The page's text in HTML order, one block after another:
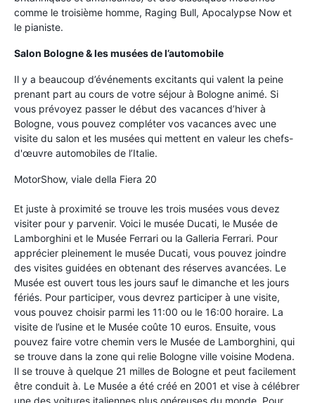
comme le troisième homme, Raging Bull, Apocalypse Now et
le pianiste.
Salon Bologne & les musées de l’automobile
Il y a beaucoup d’événements excitants qui valent la peine
prenant part au cours de votre séjour à Bologne animé. Si
vous prévoyez passer le début des vacances d’hiver à
Bologne, vous pouvez compléter vos vacances avec une
visite du salon et les musées qui mettent en valeur les chefs-
d'œuvre automobiles de l’Italie.
MotorShow, viale della Fiera 20
Et juste à proximité se trouve les trois musées vous devez
visiter pour y parvenir. Voici le musée Ducati, le Musée de
Lamborghini et le Musée Ferrari ou la Galleria Ferrari. Pour
apprécier pleinement le musée Ducati, vous pouvez joindre
des visites guidées en obtenant des réserves avancées. Le
Musée est ouvert tous les jours sauf le dimanche et les jours
fériés. Pour participer, vous devrez participer à une visite,
vous pouvez choisir parmi les 11:00 ou le 16:00 horaire. La
visite de l’usine et le Musée coûte 10 euros. Ensuite, vous
pouvez faire votre chemin vers le Musée de Lamborghini, qui
se trouve dans la zone qui relie Bologne ville voisine Modena.
Il se trouve à quelque 21 milles de Bologne et peut facilement
être conduit à. Le Musée a été créé en 2001 et vise à célébrer
une des voitures italiennes plus onéreuses du monde. Pour